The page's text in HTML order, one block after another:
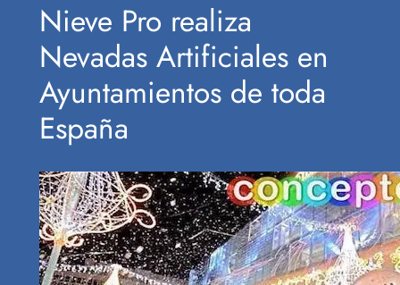
Nieve Pro realiza
Nevadas Artificiales en
Ayuntamientos de toda
España